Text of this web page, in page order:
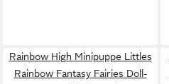
Rainbow High Minipuppe Littles
Rainbow Fantasy Fairies Doll-